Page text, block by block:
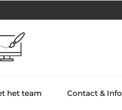
het team Contact & Info